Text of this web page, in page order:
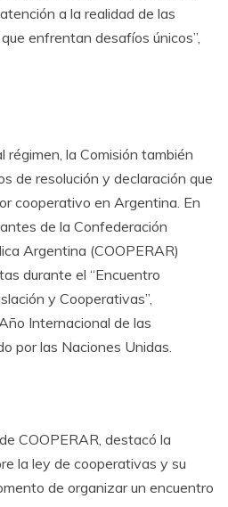
a la realidad de las
enfrentan desafíos únicos”,
régimen, la Comisión también
de resolución y declaración que
cooperativo en Argentina. En
de la Confederación
Argentina (COOPERAR)
durante el “Encuentro
y Cooperativas”,
Internacional de las
por las Naciones Unidas.
COOPERAR, destacó la
la ley de cooperativas y su
de organizar un encuentro